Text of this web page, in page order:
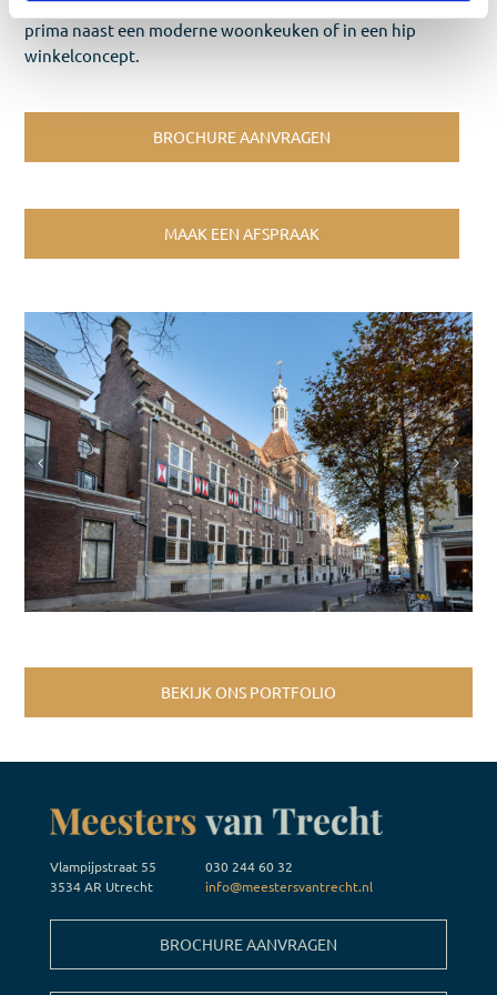
details is daar een sprekend voorbeeld van. En dat kan
prima naast een moderne woonkeuken of in een hip
winkelconcept.
BROCHURE AANVRAGEN
MAAK EEN AFSPRAAK
BEKIJK ONS PORTFOLIO
Vlampijpstraat 55
030 244 60 32
3534 AR Utrecht
info@meestersvantrecht.nl
BROCHURE AANVRAGEN